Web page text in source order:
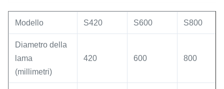
Modello S420 S600 S800
Diametro della
lama
(millimetri)
420 600 800